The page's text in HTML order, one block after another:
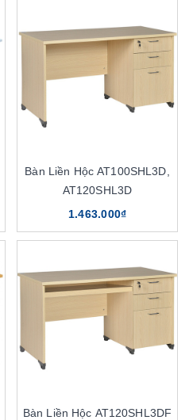
Bàn Liền Hộc AT100SHL3D,
AT120SHL3D
1.463.000₫
Bàn Liền Hộc AT120SHL3DF